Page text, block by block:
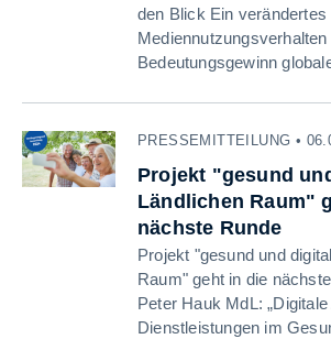
den Blick Ein
Bedeutungsgewinn
PRESSEMITTEILUNG •
Projekt "gesund
Ländlichen Raum"
nächste Runde
Projekt "gesund und
Raum" geht in die
Peter Hauk MdL:
Dienstleistungen im